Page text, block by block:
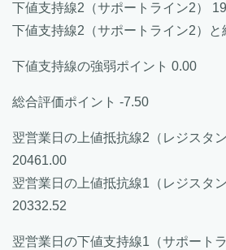
下値支持線2（サポートライン2）
下値支持線2（サポートライン2）
下値支持線の強弱ポイント 0.00
総合評価ポイント -7.50
翌営業日の上値抵抗線2（レジスタ
20461.00
翌営業日の上値抵抗線1（レジスタ
20332.52
翌営業日の下値支持線1（サポート